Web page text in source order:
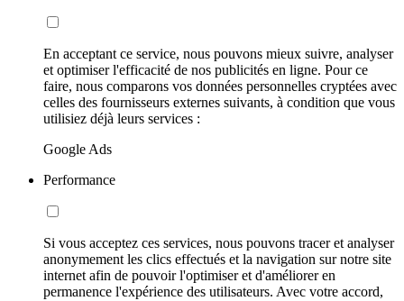
En acceptant ce service, nous pouvons mieux suivre, analyser
et optimiser l'efficacité de nos publicités en ligne. Pour ce
faire, nous comparons vos données personnelles cryptées avec
celles des fournisseurs externes suivants, à condition que vous
utilisiez déjà leurs services :
Google Ads
Performance
Si vous acceptez ces services, nous pouvons tracer et analyser
anonymement les clics effectués et la navigation sur notre site
internet afin de pouvoir l'optimiser et d'améliorer en
permanence l'expérience des utilisateurs. Avec votre accord,